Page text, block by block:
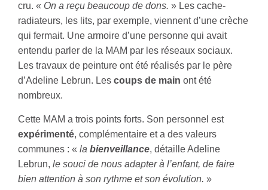
cru. « On a reçu beaucoup de dons. » Les cache-
radiateurs, les lits, par exemple, viennent d’une crèche
qui fermait. Une armoire d’une personne qui avait
entendu parler de la MAM par les réseaux sociaux.
Les travaux de peinture ont été réalisés par le père
d’Adeline Lebrun. Les coups de main ont été
nombreux.
Cette MAM a trois points forts. Son personnel est
expérimenté, complémentaire et a des valeurs
communes : « la bienveillance, détaille Adeline
Lebrun, le souci de nous adapter à l’enfant, de faire
bien attention à son rythme et son évolution. »